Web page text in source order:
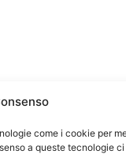
come i cookie per
a queste tecnologie